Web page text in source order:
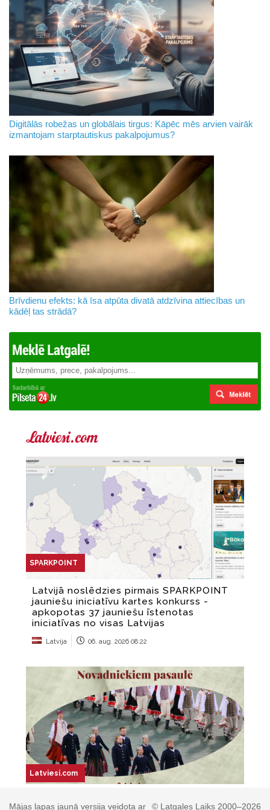
Digitālās robežas un globālais tirgus: Kāpēc mēs arvien vairāk
izmantojam starptautiskus pakalpojumus?
Brīvdienu efekts: kā īsa atpūta divatā atdzīvina attiecības un
kādēļ tas strādā?
© Latgales Laiks 2000–2026
Mājas lapas jaunā versija veidota ar